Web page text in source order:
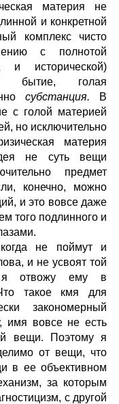
материя не
и конкретной
комплекс чисто
с полнотой
и исторической)
бытие, голая
субстанция.
В
с голой материей
но исключительно
материя
не суть вещи
предмет
конечно, можно
и это вовсе даже
того подлинного и
не поймут и
и не усвоят той
я отвожу ему в
Что такое кмя для
закономерный
имя вовсе не есть
вещи. Поэтому я
от вещи, что
в ее объективном
за которым
с другой